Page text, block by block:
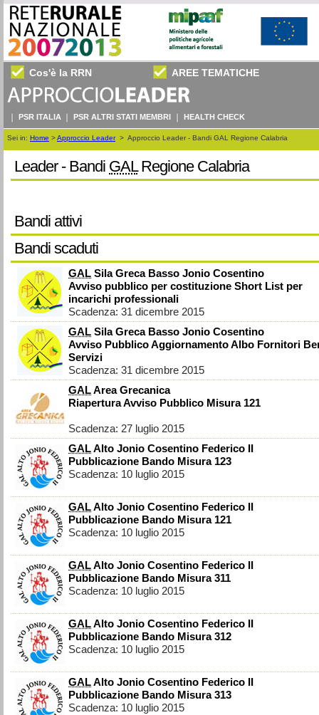
Cos'è la RRN AREE TEMATICHE
PSR ITALIA PSR ALTRI STATI MEMBRI HEALTH CHECK
Sei in: Home >Approccio Leader> Approccio Leader - Bandi GAL Regione Calabria
Leader - Bandi GALRegione Calabria
Bandi attivi
Bandi scaduti
GAL Sila Greca Basso Jonio Cosentino
Avviso pubblico per costituzione Short List per
incarichi professionali
Scadenza: 31 dicembre 2015
GAL Sila Greca Basso Jonio Cosentino
Avviso Pubblico Aggiornamento Albo Fornitori
Servizi
Scadenza: 31 dicembre 2015
GALArea Grecanica
Riapertura Avviso Pubblico Misura 121
Scadenza: 27 luglio 2015
GALAlto Jonio Cosentino Federico II
Pubblicazione Bando Misura 123
Scadenza: 10 luglio 2015
GALAlto Jonio Cosentino Federico II
Pubblicazione Bando Misura 121
Scadenza: 10 luglio 2015
GALAlto Jonio Cosentino Federico II
Pubblicazione Bando Misura 311
Scadenza: 10 luglio 2015
GALAlto Jonio Cosentino Federico II
Pubblicazione Bando Misura 312
Scadenza: 10 luglio 2015
GALAlto Jonio Cosentino Federico II
Pubblicazione Bando Misura 313
Scadenza: 10 luglio 2015